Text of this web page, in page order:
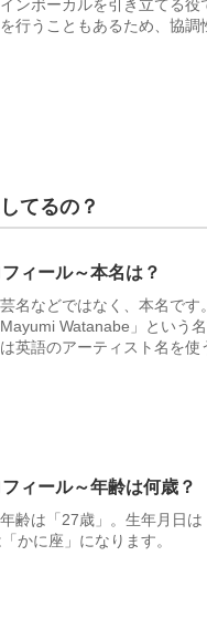
ンボーカルを引き立てる役
行うこともあるため、協調
てるの？
ィール～本名は？
名などではなく、本名です
Watanabe」という
英語のアーティスト名を使
ィール～年齢は何歳？
齢は「27歳」。生年月日
かに座」になります。